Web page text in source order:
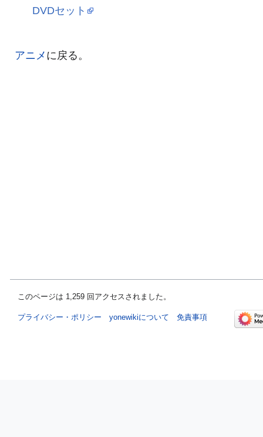
DVDセット
アニメに戻る。
このページは 1,259 回アクセスされました。
プライバシー・ポリシー yonewikiについて 免責事項